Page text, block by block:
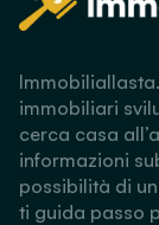
immobiliari
cerca casa
informazioni
possibilità di
ti guida passo